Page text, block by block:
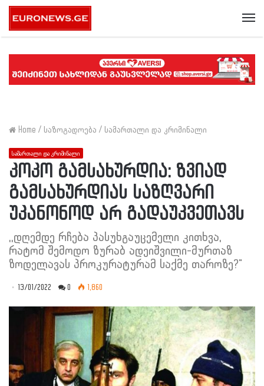
Home / საზოგადოება / სამართალი და კრიმინალი
სამართალი და კრიმინალი
კოკო გამსახურდია: ზვიად
გამსახურდიას საზღვარი
უკანონოდ არ გადაუკვეთავს
,,დღემდე რჩება პასუხგაუცემელი კითხვა,
რატომ შემოდო ზურაბ ადეიშვილი-მურთაზ
ზოდელავას პროკურატურამ საქმე თაროზე?"
13/01/2022 0 1,860